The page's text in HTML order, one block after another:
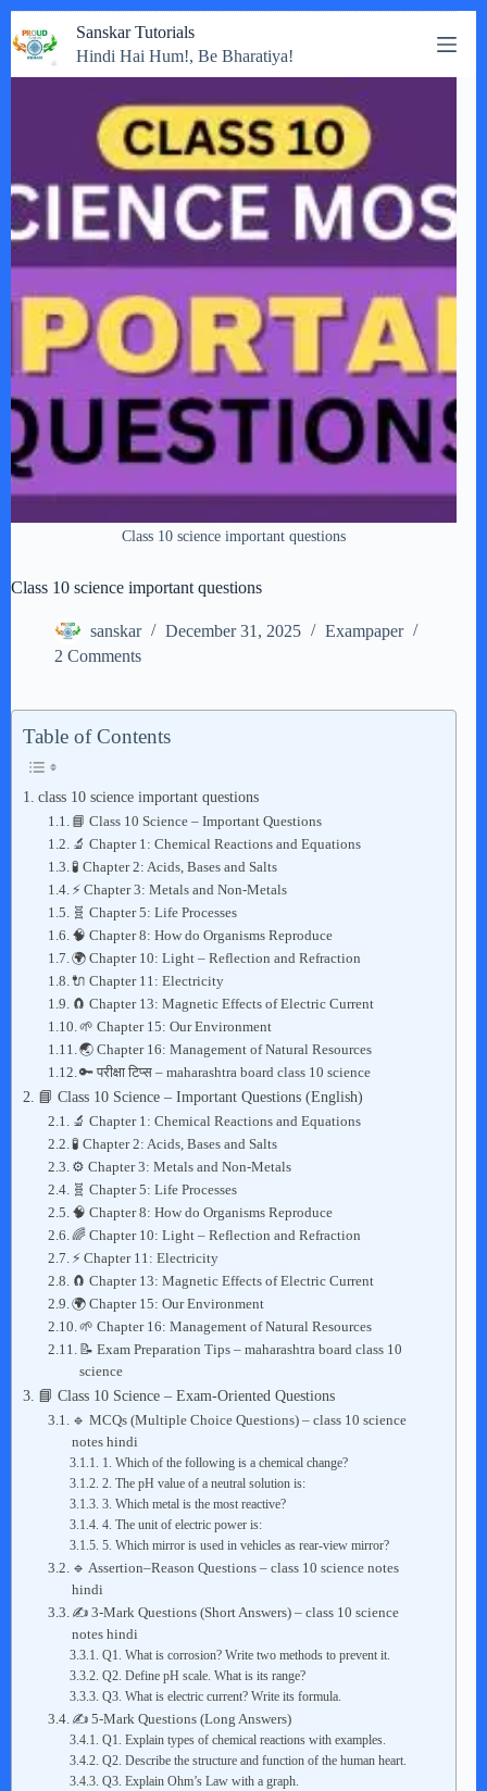
to
content
Sanskar Tutorials
Hindi Hai Hum!, Be Bharatiya!
Class 10 science important questions
Class 10 science important questions
sanskar December 31, 2025
Exampaper
2 Comments
Table of Contents
class 10 science important questions
📘 Class 10 Science – Important Questions
🔬 Chapter 1: Chemical Reactions and Equations
🧪 Chapter 2: Acids, Bases and Salts
⚡ Chapter 3: Metals and Non-Metals
🧬 Chapter 5: Life Processes
🧠 Chapter 8: How do Organisms Reproduce
🌍 Chapter 10: Light – Reflection and Refraction
🔌 Chapter 11: Electricity
🧲 Chapter 13: Magnetic Effects of Electric Current
🌱 Chapter 15: Our Environment
🌏 Chapter 16: Management of Natural Resources
🔑 परीक्षा टिप्स – maharashtra board class 10 science
📘 Class 10 Science – Important Questions (English)
🔬 Chapter 1: Chemical Reactions and Equations
🧪 Chapter 2: Acids, Bases and Salts
⚙️ Chapter 3: Metals and Non-Metals
🧬 Chapter 5: Life Processes
🧠 Chapter 8: How do Organisms Reproduce
🌈 Chapter 10: Light – Reflection and Refraction
⚡ Chapter 11: Electricity
🧲 Chapter 13: Magnetic Effects of Electric Current
🌍 Chapter 15: Our Environment
🌱 Chapter 16: Management of Natural Resources
📝 Exam Preparation Tips – maharashtra board class 10
science
📘 Class 10 Science – Exam-Oriented Questions
🔹 MCQs (Multiple Choice Questions) – class 10 science
notes hindi
1. Which of the following is a chemical change?
2. The pH value of a neutral solution is:
3. Which metal is the most reactive?
4. The unit of electric power is:
5. Which mirror is used in vehicles as rear-view mirror?
🔹 Assertion–Reason Questions – class 10 science notes
hindi
✍️ 3-Mark Questions (Short Answers) – class 10 science
notes hindi
Q1. What is corrosion? Write two methods to prevent it.
Q2. Define pH scale. What is its range?
Q3. What is electric current? Write its formula.
✍️ 5-Mark Questions (Long Answers)
Q1. Explain types of chemical reactions with examples.
Q2. Describe the structure and function of the human heart.
Q3. Explain Ohm’s Law with a graph.